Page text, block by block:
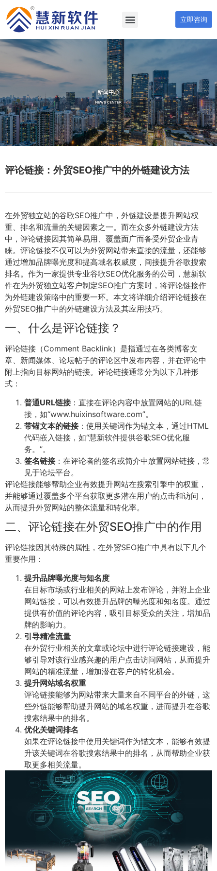
立即咨询
评论链接：外贸SEO推广中的外链建设方法
在外贸独立站的谷歌SEO推广中，外链建设是提升网站权
重、排名和流量的关键因素之一。而在众多外链建设方法
中，评论链接因其简单易用、覆盖面广而备受外贸企业青
睐。评论链接不仅可以为外贸网站带来直接的流量，还能够
通过增加品牌曝光度和提高域名权威度，间接提升谷歌搜索
排名。作为一家提供专业谷歌SEO优化服务的公司，慧新软
件在为外贸独立站客户制定SEO推广方案时，将评论链接作
为外链建设策略中的重要一环。本文将详细介绍评论链接在
外贸SEO推广中的外链建设方法及其应用技巧。
一、什么是评论链接？
评论链接（Comment Backlink）是指通过在各类博客文
章、新闻媒体、论坛帖子的评论区中发布内容，并在评论中
附上指向目标网站的链接。评论链接通常分为以下几种形
式：
普通URL链接：直接在评论内容中放置网站的URL链
接，如“www.huixinsoftware.com”。
带锚文本的链接：使用关键词作为锚文本，通过HTML
代码嵌入链接，如“慧新软件提供谷歌SEO优化服
务。”。
签名链接：在评论者的签名或简介中放置网站链接，常
见于论坛平台。
评论链接能够帮助企业有效提升网站在搜索引擎中的权重，
并能够通过覆盖多个平台获取更多潜在用户的点击和访问，
从而提升外贸网站的整体流量和转化率。
二、评论链接在外贸SEO推广中的作用
评论链接因其特殊的属性，在外贸SEO推广中具有以下几个
重要作用：
提升品牌曝光度与知名度
在目标市场或行业相关的网站上发布评论，并附上企业
网站链接，可以有效提升品牌的曝光度和知名度。通过
提供有价值的评论内容，吸引目标受众的关注，增加品
牌的影响力。
引导精准流量
在外贸行业相关的文章或论坛中进行评论链接建设，能
够引导对该行业感兴趣的用户点击访问网站，从而提升
网站的精准流量，增加潜在客户的转化机会。
提升网站域名权重
评论链接能够为网站带来大量来自不同平台的外链，这
些外链能够帮助提升网站的域名权重，进而提升在谷歌
搜索结果中的排名。
优化关键词排名
如果在评论链接中使用关键词作为锚文本，能够有效提
升该关键词在谷歌搜索结果中的排名，从而帮助企业获
取更多相关流量。